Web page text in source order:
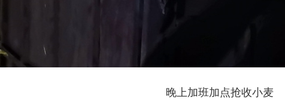
晚上加班加点抢收小麦